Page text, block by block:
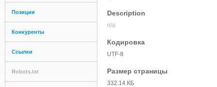
Позиции
Конкуренты
Ссылки
Robots.txt
Description
n/a
Кодировка
UTF-8
Размер страницы
332.14 КБ